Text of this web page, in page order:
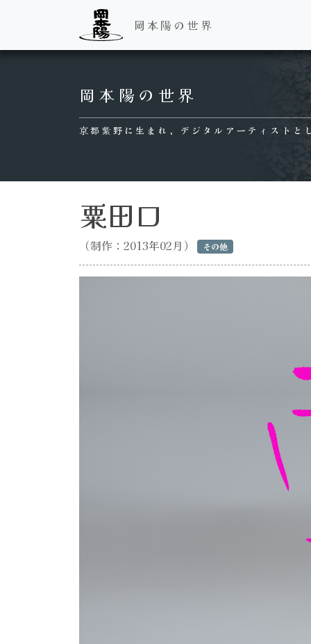
Main Navigation
岡本陽の世界
岡本陽の世界
京都紫野に生まれ、デジタルアーティストと
粟田口
（制作：2013年02月） その他